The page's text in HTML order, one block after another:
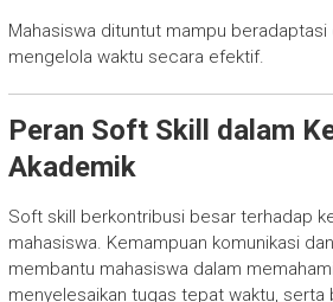
Mahasiswa dituntut mampu
mengelola waktu secara efektif.
Peran Soft Skill dalam
Akademik
Soft skill berkontribusi besar terhadap
mahasiswa. Kemampuan komunikasi
membantu mahasiswa dalam
menyelesaikan tugas tepat waktu, serta